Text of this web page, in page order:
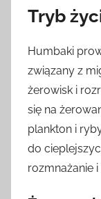
Tryb
Humbaki
związany z
żerowisk i
się na
plankton i
do
rozmnażanie